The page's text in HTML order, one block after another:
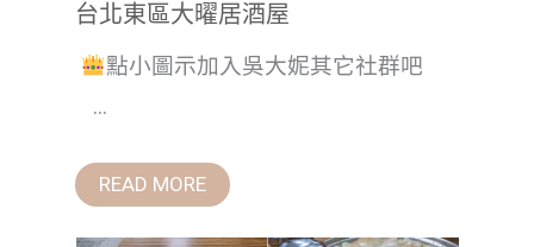
台北東區大曜居酒屋
點小圖示加入吳大妮其它社群吧
...
READ MORE